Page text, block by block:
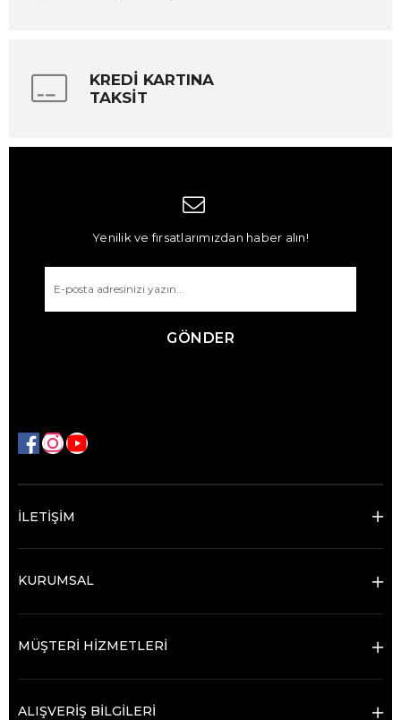
KREDİ KARTINA
TAKSİT
Yenilik ve fırsatlarımızdan haber alın!
GÖNDER
İLETİŞİM
KURUMSAL
MÜŞTERİ HİZMETLERİ
ALIŞVERİŞ BİLGİLERİ